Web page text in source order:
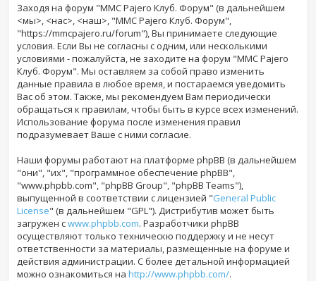
Заходя на форум "MMC Pajero Клуб. Форум" (в дальнейшем
<мы>, <нас>, <наш>, "MMC Pajero Клуб. Форум",
"https://mmcpajero.ru/forum"), Вы принимаете следующие
условия. Если Вы не согласны с одним, или несколькими
условиями - пожалуйста, не заходите на форум "MMC Pajero
Клуб. Форум". Мы оставляем за собой право изменить
данные правила в любое время, и постараемся уведомить
Вас об этом. Также, мы рекомендуем Вам периодически
обращаться к правилам, чтобы быть в курсе всех изменений.
Использование форумапосле изменения правил
подразумевает Ваше с ними согласие.
Наши форумы работают на платформе phpBB (в дальнейшем
"они", "их", "программное обеспечение phpBB",
"www.phpbb.com", "phpBB Group", "phpBB Teams"),
выпущенной в соответствии с лицензией "General Public
License" (в дальнейшем "GPL"). Дистрибутив может быть
загружен сwww.phpbb.com. Разработчики phpBB
осуществляют только техническю поддержку и не несут
ответственности за материалы, размещенные на форуме и
действия администрации. С более детальной информацией
можно ознакомиться наhttp://www.phpbb.com/.